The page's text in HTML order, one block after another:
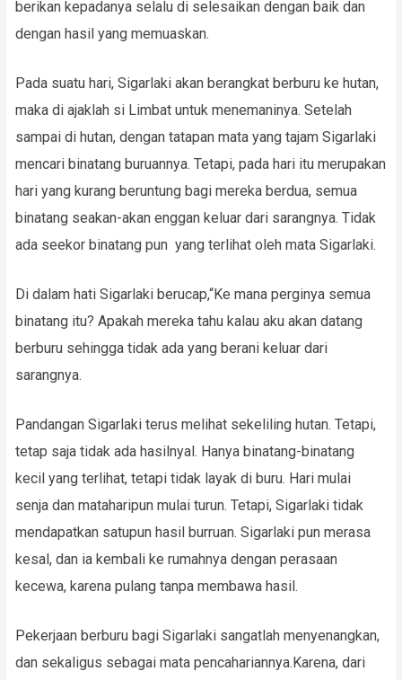
berikan kepadanya selalu di selesaikan dengan baik dan
dengan hasil yang memuaskan.
Pada suatu hari, Sigarlaki akan berangkat berburu ke hutan,
maka di ajaklah si Limbat untuk menemaninya. Setelah
sampai di hutan, dengan tatapan mata yang tajam Sigarlaki
mencari binatang buruannya. Tetapi, pada hari itu merupakan
hari yang kurang beruntung bagi mereka berdua, semua
binatang seakan-akan enggan keluar dari sarangnya. Tidak
ada seekor binatang pun yang terlihat oleh mata Sigarlaki.
Di dalam hati Sigarlaki berucap,“Ke mana perginya semua
binatang itu? Apakah mereka tahu kalau aku akan datang
berburu sehingga tidak ada yang berani keluar dari
sarangnya.
Pandangan Sigarlaki terus melihat sekeliling hutan. Tetapi,
tetap saja tidak ada hasilnyal. Hanya binatang-binatang
kecil yang terlihat, tetapi tidak layak di buru. Hari mulai
senja dan mataharipun mulai turun. Tetapi, Sigarlaki tidak
mendapatkan satupun hasil burruan. Sigarlaki pun merasa
kesal, dan ia kembali ke rumahnya dengan perasaan
kecewa, karena pulang tanpa membawa hasil.
Pekerjaan berburu bagi Sigarlaki sangatlah menyenangkan,
dan sekaligus sebagai mata pencahariannya.Karena, dari